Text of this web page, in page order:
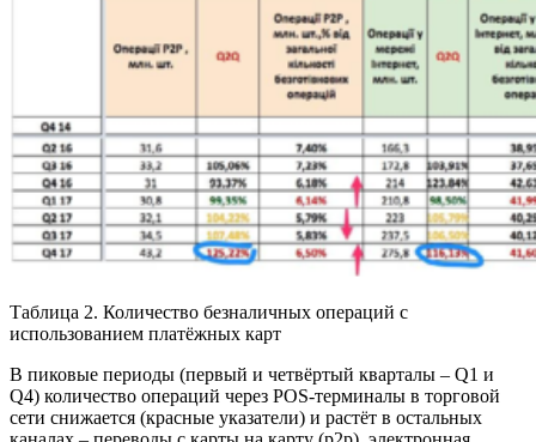
Таблица 2. Количество безналичных операций с
использованием платёжных карт
В пиковые периоды (первый и четвёртый кварталы – Q1 и
Q4) количество операций через POS-терминалы в торговой
сети снижается (красные указатели) и растёт в остальных